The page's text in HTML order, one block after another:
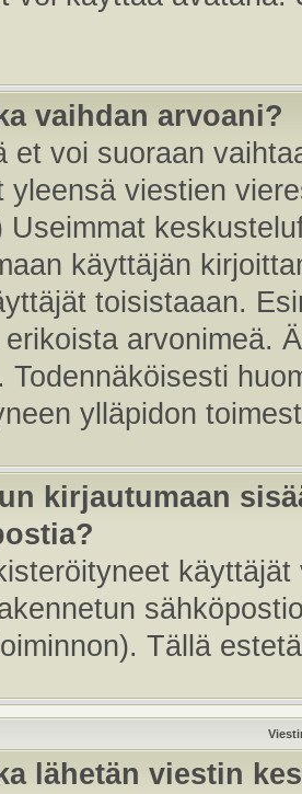
vaihdan arvoani?
et voi suoraan
yleensä viestien
Useimmat
käyttäjän
toisistaaan.
erikoista arvonimeä.
Todennäköisesti
ylläpidon
kirjautumaan
Tällä
lähetän viestin